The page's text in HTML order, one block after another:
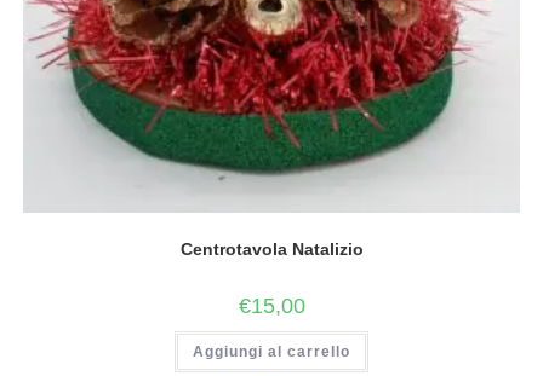
Centrotavola Natalizio
€15,00
Aggiungi al carrello